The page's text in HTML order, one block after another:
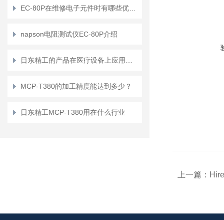
napson电阻测试仪EC-80P介绍
MCP-T380的加工精度能达到多少？
日东精工MCP-T380用在什么行业
上一篇：